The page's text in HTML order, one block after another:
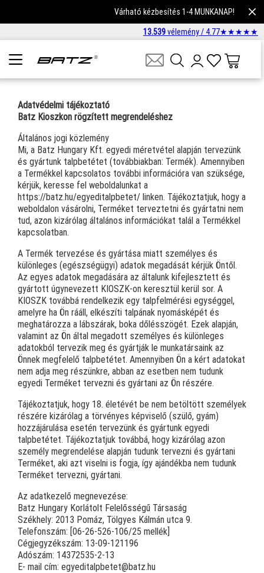
Várható kézbesítés 1-4 MUNKANAP!
13.539vélemény / 4.77★★★★★
Adatvédelmi tájékoztató
Batz Kioszkon rögzített megrendeléshez
Általános jogi közlemény
Mi, a Batz Hungary Kft. egyedi méretvétel alapján tervezünk
és gyártunk talpbetétet (továbbiakban: Termék). Amennyiben
a Termékkel kapcsolatos további információra van szüksége,
kérjük, keresse fel weboldalunkat a
https://batz.hu/egyeditalpbetet/ linken. Tájékoztatjuk, hogy a
weboldalon vásárolni, Terméket terveztetni és gyártatni nem
tud, azon kizárólag általános információkat talál a Termékkel
kapcsolatban.
A Termék tervezése és gyártása miatt személyes és
különleges (egészségügyi) adatok megadását kérjük Öntől.
Az egyes adatok megadására az általunk kifejlesztett és
gyártott úgynevezett KIOSZK-on keresztül kerül sor. A
KIOSZK továbbá rendelkezik egy talpfelmérési egységgel,
amelyre ha Ön rááll, elkészíti talpának nyomásképét és
meghatározza a lábszárak, boka dőlésszögét. Ezek alapján,
valamint az Ön által megadott személyes és különleges
adatokból tervezik meg és gyártják le munkatársaink az
Önnek megfelelő talpbetétet. Amennyiben Ön a kért adatokat
nem adja meg részünkre, abban az esetben nem tudunk
egyedi Terméket tervezni és gyártani az Ön részére.
Tájékoztatjuk, hogy 18. életévét be nem betöltött személyek
részére kizárólag a törvényes képviselő (szülő, gyám)
hozzájárulása esetén tervezünk és gyártunk egyedi
talpbetétet. Tájékoztatjuk továbbá, hogy kizárólag azon
személy megrendelése alapján tudunk tervezni és gyártani
Terméket, aki azt viselni is fogja, így ajándékba nem tudunk
Terméket tervezni, gyártani.
Az adatkezelő megnevezése:
Batz Hungary Korlátolt Felelősségű Társaság
Székhely: 2013 Pomáz, Tölgyes Kálmán utca 9.
Telefonszám: [06-26-526-106/25 mellék]
Cégjegyzékszám: 13-09-121196
Adószám: 14372535-2-13
E- mail cím: egyeditalpbetet@batz.hu